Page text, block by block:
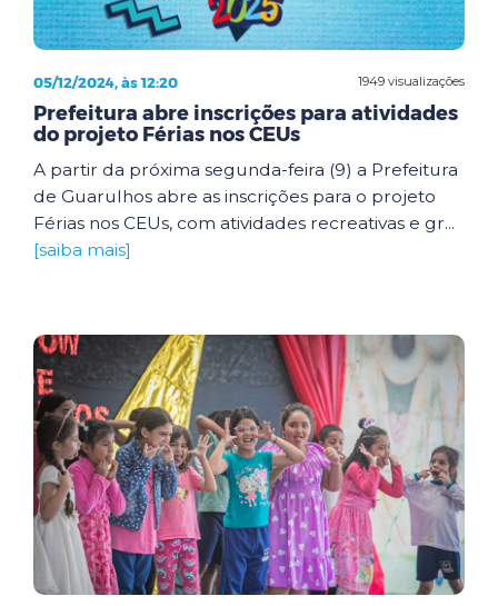
1949 visualizações
05/12/2024, às 12:20
Prefeitura abre inscrições para atividades
do projeto Férias nos CEUs
A partir da próxima segunda-feira (9) a Prefeitura
de Guarulhos abre as inscrições para o projeto
Férias nos CEUs, com atividades recreativas e gr...
[saiba mais]